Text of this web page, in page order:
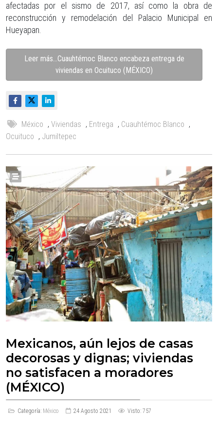
afectadas por el sismo de 2017, así como la obra de
reconstrucción y remodelación del Palacio Municipal en
Hueyapan.
Leer más…Cuauhtémoc Blanco encabeza entrega de
viviendas en Ocuituco (MÉXICO)
México , Viviendas , Entrega , Cuauhtémoc Blanco ,
Ocuituco , Jumiltepec
Mexicanos, aún lejos de casas
decorosas y dignas; viviendas
no satisfacen a moradores
(MÉXICO)
Categoría: México 24 Agosto 2021 Visto: 757